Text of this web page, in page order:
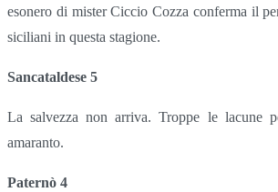
esonero di mister Ciccio Cozza conferma il
siciliani in questa stagione.
Sancataldese 5
La salvezza non arriva. Troppe le lacune
amaranto.
Paternò 4